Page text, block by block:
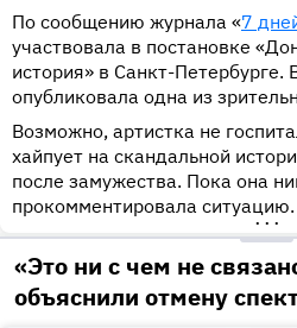
По сообщению журнала «7
участвовала в постановке
история» в Санкт-Петербурге.
опубликовала одна из
Возможно, артистка не
хайпует на скандальной
после замужества. Пока она
прокомментировала ситуацию.
•••
«Это ни с чем не
объяснили отмену